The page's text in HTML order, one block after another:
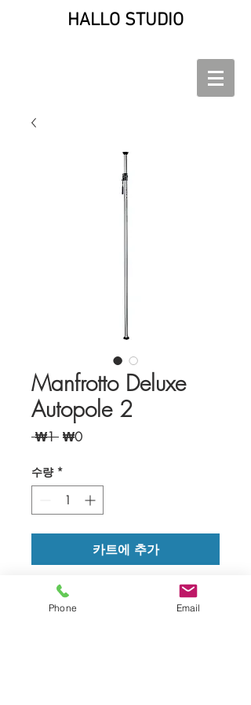
HALLO STUDIO
Manfrotto Deluxe
Autopole 2
₩1 일
가
₩0할
수량 *
카트에 추가
Height: 6.9 - 12.1'
(2.1 - 3.7 m)
Phone Email